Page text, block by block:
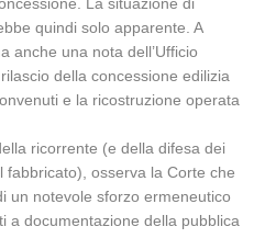
quindi solo apparente. A
anche una nota dell’Ufficio
della concessione edilizia
e la ricostruzione operata
ricorrente (e della difesa dei
osserva la Corte che
un notevole sforzo ermeneutico
a documentazione della pubblica